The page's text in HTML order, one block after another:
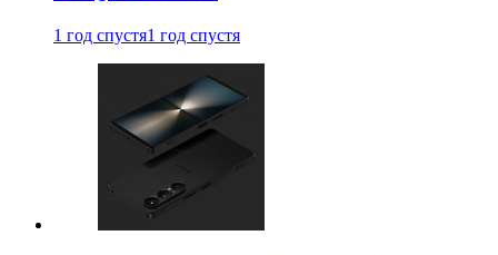
1 год спустя1 год спустя